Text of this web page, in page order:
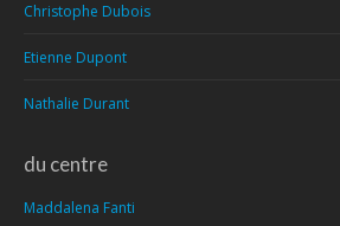
Christophe Dubois
Etienne Dupont
Nathalie Durant
du centre
Maddalena Fanti